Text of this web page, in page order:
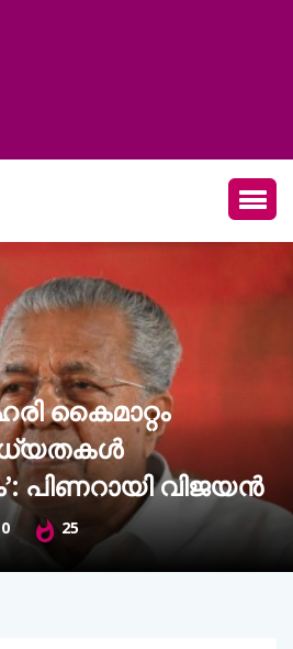
കൈമാറ്റം
പിണറായി വിജയന്‍
0 25